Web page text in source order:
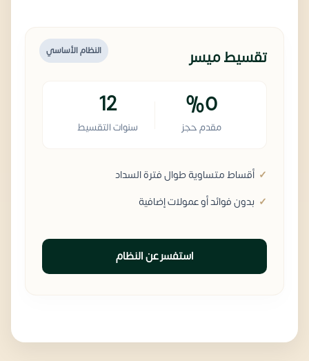
النظام الأساسي تقسيط ميسر
%0
مقدم حجز
12
سنوات التقسيط
أقساط متساوية طوال فترة السداد
بدون فوائد أو عمولات إضافية
استفسر عن النظام